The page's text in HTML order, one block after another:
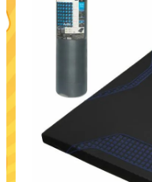
最短発送 冷感ラグ